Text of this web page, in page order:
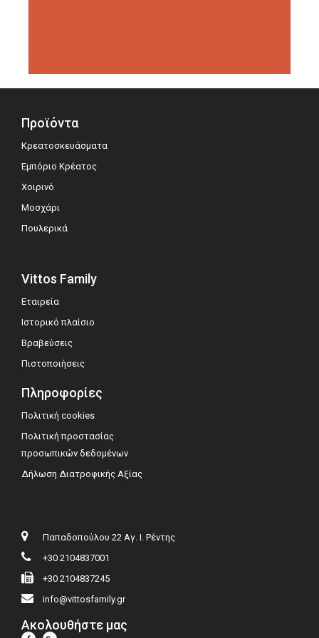
Προϊόντα
Κρεατοσκευάσματα
Εμπόριο Κρέατος
Χοιρινό
Μοσχάρι
Πουλερικά
Vittos Family
Εταιρεία
Ιστορικό πλαίσιο
Βραβεύσεις
Πιστοποιήσεις
Πληροφορίες
Πολιτική cookies
Πολιτική προστασίας
προσωπικών δεδομένων
Δήλωση Διατροφικής Αξίας
Παπαδοπούλου 22 Αγ. Ι. Ρέντης
+30 2104837001
+30 2104837245
info@vittosfamily.gr
Ακολουθήστε μας